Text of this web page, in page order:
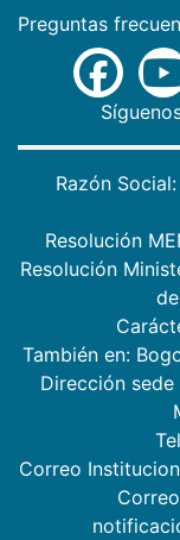
Preguntas
Razón
Resolución
Resolución
También en:
Dirección
Correo